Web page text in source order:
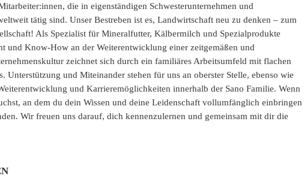
die in eigenständigen Schwesterunternehmen und
tätig sind. Unser Bestreben ist es, Landwirtschaft neu zu denken – zum
Als Spezialist für Mineralfutter, Kälbermilch und Spezialprodukte
und Know-How an der Weiterentwicklung einer zeitgemäßen und
zeichnet sich durch ein familiäres Arbeitsumfeld mit flachen
und Miteinander stehen für uns an oberster Stelle, ebenso wie
und Karrieremöglichkeiten innerhalb der Sano Familie. Wenn
an dem du dein Wissen und deine Leidenschaft vollumfänglich einbringen
Wir freuen uns darauf, dich kennenzulernen und gemeinsam mit dir die